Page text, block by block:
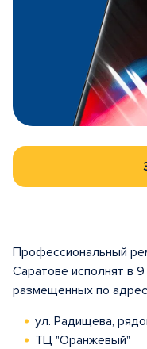
Профессиональный
Саратове исполнят в
размещенных по
ул. Радищева,
ТЦ "Оранжевый"